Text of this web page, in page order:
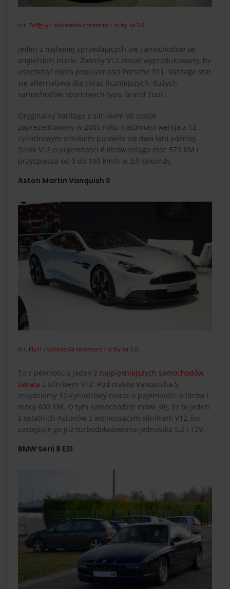
fot. Toffguy / wikimedia commons / cc by-sa 3.0
Jeden z najlepiej sprzedających się samochodów tej
angielskiej marki. Zwinny V12 został wyprodukowany, by
uszczknąć nieco popularności Porsche 911. Vantage stał
się alternatywą dla coraz liczniejszych, dużych
samochodów sportowych typu Grand Tour.
Oryginalny Vantage z silnikiem V8 został
zaprezentowany w 2005 roku, natomiast wersja z 12-
cylindrowym silnikiem pojawiła się dwa lata później.
Silnik V12 o pojemności 6 litrów osiąga moc 573 KM i
przyspiesza od 0 do 100 km/h w 3,9 sekundy.
Aston Martin Vanquish S
fot. Flyz1 / wikimedia commons / cc by-sa 3.0
To z pewnością jeden z najpiękniejszych samochodów
świata z silnikiem V12. Pod maską Vanquisha S
znajdziemy 12-cylindrowy motor o pojemności 6 litrów i
mocy 600 KM. O tym samochodzie mówi się, że to jeden
z ostatnich Astonów z wolnossącym silnikiem V12, bo
zastępuje go już turbodoładowana jednostka 5,2 l 12V.
BMW Serii 8 E31